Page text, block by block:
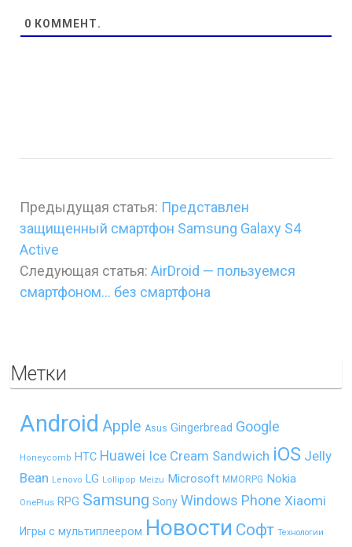
0 КОММЕНТ.
Предыдущая статья: Представлен
защищенный смартфон Samsung Galaxy S4
Active
Следующая статья: AirDroid — пользуемся
смартфоном… без смартфона
Метки
Android Apple Asus Gingerbread Google
Honeycomb HTC Huawei Ice Cream Sandwich iOS Jelly
Bean Lenovo LG Lollipop Meizu Microsoft MMORPG Nokia
OnePlus RPG Samsung Sony Windows Phone Xiaomi
Игры с мультиплеером Новости Софт Технологии